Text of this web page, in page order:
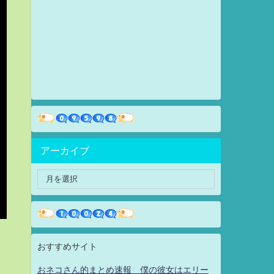
アーカイブ
おすすめサイト
おネコさん的まとめ速報 僕の彼女はエリー